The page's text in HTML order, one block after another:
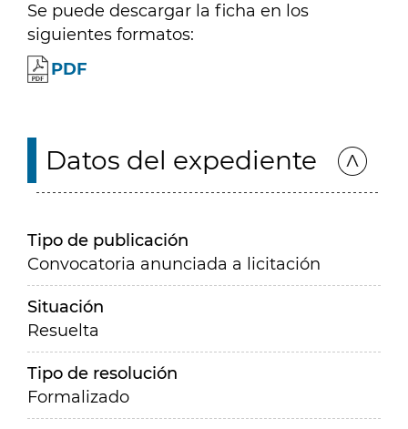
Se puede descargar la ficha en los
siguientes formatos:
PDF
Datos del expediente
Tipo de publicación
Convocatoria anunciada a licitación
Situación
Resuelta
Tipo de resolución
Formalizado